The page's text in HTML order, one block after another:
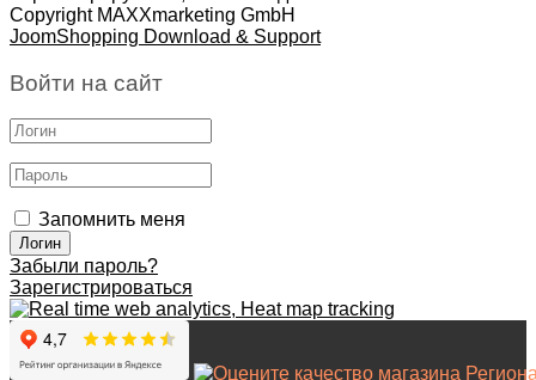
Copyright MAXXmarketing GmbH
JoomShopping Download & Support
Войти на сайт
Запомнить меня
Забыли пароль?
Зарегистрироваться